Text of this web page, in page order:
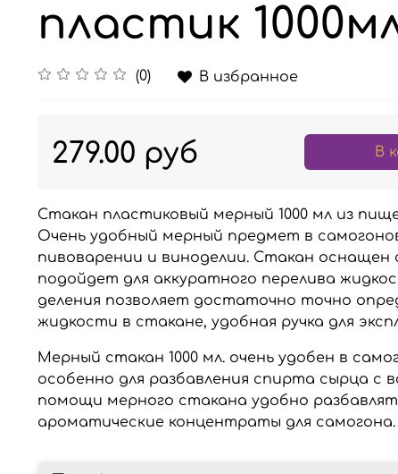
пластик
(0) В избранное
279.00 руб В
Стакан пластиковый мерный 1000 мл из
Очень удобный мерный предмет в
пивоварении и виноделии. Стакан оснащен
подойдет для аккуратного перелива
деления позволяет достаточно точно
жидкости в стакане, удобная ручка для
Мерный стакан 1000 мл. очень удобен в
особенно для разбавления спирта сырца с
помощи мерного стакана удобно
ароматические концентраты для самогона.